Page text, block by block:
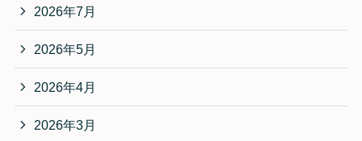
2026年7月
2026年5月
2026年4月
2026年3月